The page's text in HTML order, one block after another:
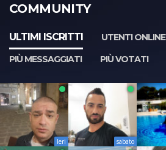
COMMUNITY
ULTIMI ISCRITTI UTENTI ONLINE
PIÙ MESSAGGIATI
PIÙ VOTATI
Ieri sabato